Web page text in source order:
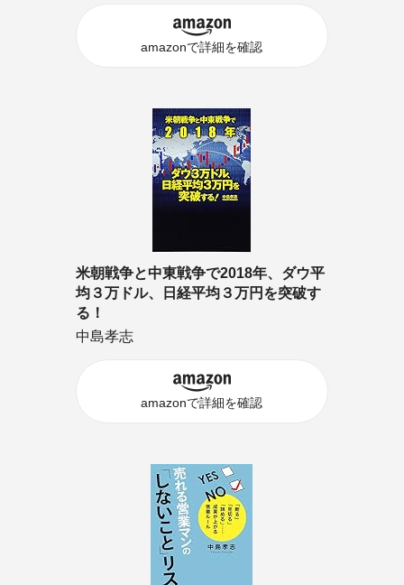
amazonで詳細を確認
米朝戦争と中東戦争で2018年、ダウ平
均３万ドル、日経平均３万円を突破す
る！
中島孝志
amazonで詳細を確認